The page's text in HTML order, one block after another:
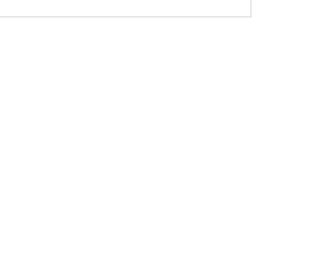
稳定器的转向胶套和球头